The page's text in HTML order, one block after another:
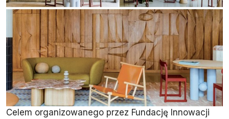
Celem organizowanego przez Fundację Innowacji